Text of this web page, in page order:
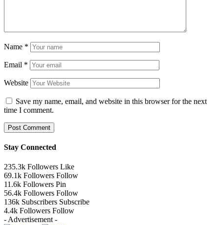
Name *
Email *
Website
Save my name, email, and website in this browser for the next
time I comment.
Stay Connected
235.3k Followers Like
69.1k Followers Follow
11.6k Followers Pin
56.4k Followers Follow
136k Subscribers Subscribe
4.4k Followers Follow
- Advertisement -